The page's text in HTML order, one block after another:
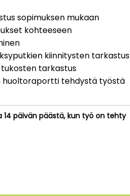
sopimuksen mukaan
kohteeseen
kiinnitysten tarkastus
tarkastus
huoltoraportti tehdystä työstä
14 päivän päästä, kun työ on tehty